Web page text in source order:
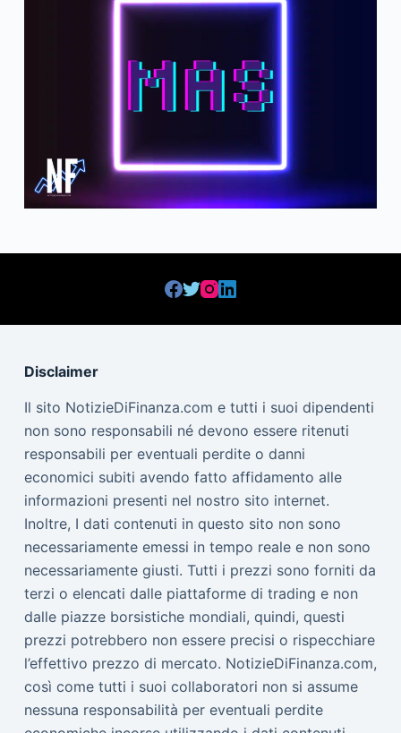
Disclaimer
Il sito NotizieDiFinanza.com e tutti i suoi dipendenti
non sono responsabili né devono essere ritenuti
responsabili per eventuali perdite o danni
economici subiti avendo fatto affidamento alle
informazioni presenti nel nostro sito internet.
Inoltre, I dati contenuti in questo sito non sono
necessariamente emessi in tempo reale e non sono
necessariamente giusti. Tutti i prezzi sono forniti da
terzi o elencati dalle piattaforme di trading e non
dalle piazze borsistiche mondiali, quindi, questi
prezzi potrebbero non essere precisi o rispecchiare
l’effettivo prezzo di mercato. NotizieDiFinanza.com,
così come tutti i suoi collaboratori non si assume
nessuna responsabilità per eventuali perdite